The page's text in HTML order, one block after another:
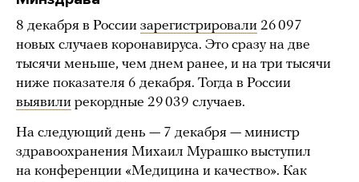
8 декабря в России зарегистрировали 26 097
новых случаев коронавируса. Это сразу на две
тысячи меньше, чем днем ранее, и на три тысячи
ниже показателя 6 декабря. Тогда в России
выявили рекордные 29 039 случаев.
На следующий день — 7 декабря — министр
здравоохранения Михаил Мурашко выступил
на конференции «Медицина и качество». Как